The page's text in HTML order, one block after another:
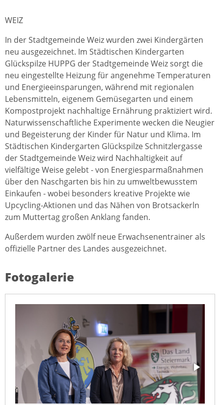
WEIZ
In der Stadtgemeinde Weiz wurden zwei Kindergärten
neu ausgezeichnet. Im Städtischen Kindergarten
Glückspilze HUPPG der Stadtgemeinde Weiz sorgt die
neu eingestellte Heizung für angenehme Temperaturen
und Energieeinsparungen, während mit regionalen
Lebensmitteln, eigenem Gemüsegarten und einem
Kompostprojekt nachhaltige Ernährung praktiziert wird.
Naturwissenschaftliche Experimente wecken die Neugier
und Begeisterung der Kinder für Natur und Klima. Im
Städtischen Kindergarten Glückspilze Schnitzlergasse
der Stadtgemeinde Weiz wird Nachhaltigkeit auf
vielfältige Weise gelebt - von Energiesparmaßnahmen
über den Naschgarten bis hin zu umweltbewusstem
Einkaufen - wobei besonders kreative Projekte wie
Upcycling-Aktionen und das Nähen von Brotsackerln
zum Muttertag großen Anklang fanden.
Außerdem wurden zwölf neue Erwachsenentrainer als
offizielle Partner des Landes ausgezeichnet.
Fotogalerie